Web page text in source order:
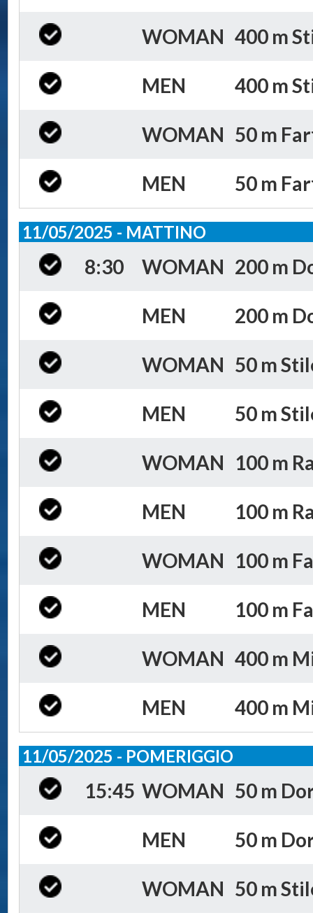
WOMAN 400 m
MEN 400 m
WOMAN 50 m
MEN 50 m
11/05/2025 - MATTINO
8:30 WOMAN 200 m
MEN 200 m
WOMAN 50 m
MEN 50 m
WOMAN 100 m
MEN 100 m
WOMAN 100 m
MEN 100 m
WOMAN 400 m
MEN 400 m
11/05/2025 - POMERIGGIO
15:45 WOMAN 50 m
MEN 50 m
WOMAN 50 m